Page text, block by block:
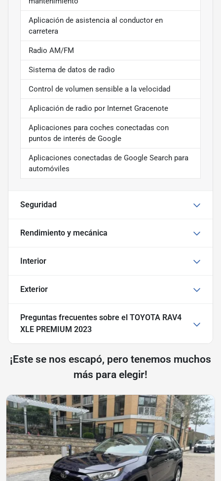
Aplicación de asistencia al conductor en
carretera
Radio AM/FM
Sistema de datos de radio
Control de volumen sensible a la velocidad
Aplicación de radio por Internet Gracenote
Aplicaciones para coches conectadas con
puntos de interés de Google
Aplicaciones conectadas de Google Search para
automóviles
Seguridad
Rendimiento y mecánica
Interior
Exterior
Preguntas frecuentes sobre el TOYOTA RAV4
XLE PREMIUM 2023
¡Este se nos escapó, pero tenemos muchos
más para elegir!